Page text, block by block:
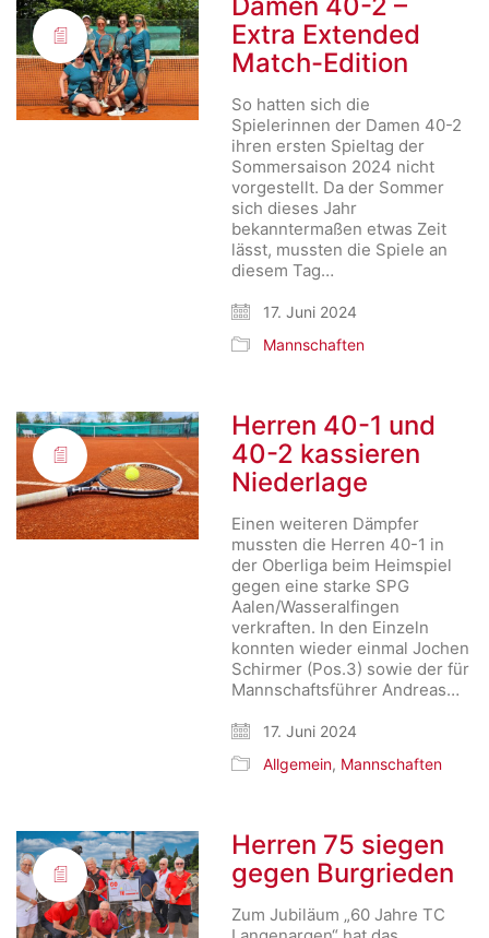
Extra Extended
Match-Edition
So hatten sich die
Spielerinnen der Damen 40-2
ihren ersten Spieltag der
Sommersaison 2024 nicht
vorgestellt. Da der Sommer
sich dieses Jahr
bekanntermaßen etwas Zeit
lässt, mussten die Spiele an
diesem Tag…
17. Juni 2024
Mannschaften
Herren 40-1 und
40-2 kassieren
Niederlage
Einen weiteren Dämpfer
mussten die Herren 40-1 in
der Oberliga beim Heimspiel
gegen eine starke SPG
Aalen/Wasseralfingen
verkraften. In den Einzeln
konnten wieder einmal Jochen
Schirmer (Pos.3) sowie der für
Mannschaftsführer Andreas…
17. Juni 2024
Allgemein, Mannschaften
Herren 75 siegen
gegen Burgrieden
Zum Jubiläum „60 Jahre TC